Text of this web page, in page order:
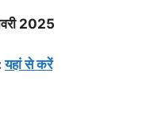
2025
यहां से करें